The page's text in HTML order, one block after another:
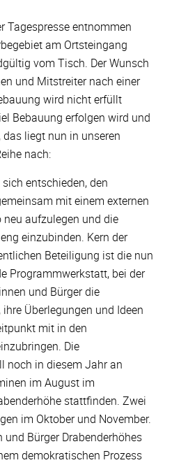
Tagespresse entnommen
am Ortsteingang
vom Tisch. Der Wunsch
und Mitstreiter nach einer
wird nicht erfüllt
Bebauung erfolgen wird und
liegt nun in unseren
nach:
entschieden, den
mit einem externen
aufzulegen und die
einzubinden. Kern der
Beteiligung ist die nun
Programmwerkstatt, bei der
und Bürger die
Überlegungen und Ideen
mit in den
Die
noch in diesem Jahr an
im August im
stattfinden. Zwei
im Oktober und November.
und Bürger Drabenderhöhes
demokratischen Prozess